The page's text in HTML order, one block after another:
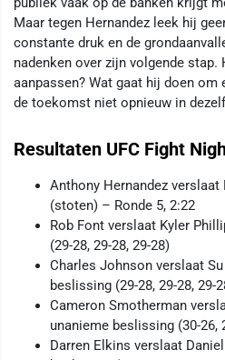
Maar tegen Hernandez leek hij
constante druk en de
nadenken over zijn volgende
aanpassen? Wat gaat hij doen
de toekomst niet opnieuw in
Resultaten UFC Fight
Anthony Hernandez verslaat
(stoten) – Ronde 5, 2:22
Rob Font verslaat Kyler
(29-28, 29-28, 29-28)
Charles Johnson verslaat
beslissing (29-28, 29-28, 29-
Cameron Smotherman
unanieme beslissing (30-26,
Darren Elkins verslaat